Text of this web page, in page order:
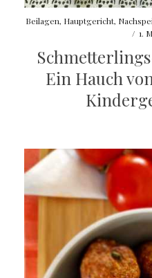
Beilagen, Hauptgericht,
/ 1.
Ein Hauch